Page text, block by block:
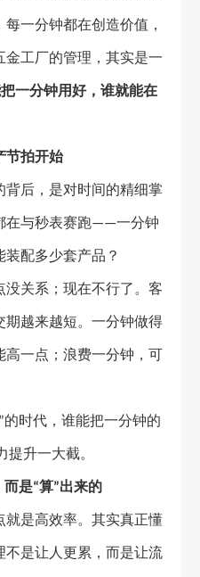
一分钟都在创造价值，
工厂的管理，其实是一
一分钟用好，谁就能在
节拍开始
背后，是对时间的精细掌
在与秒表赛跑——一分钟
配多少套产品？
没关系；现在不行了。客
期越来越短。一分钟做得
高一点；浪费一分钟，可
”的时代，谁能把一分钟的
提升一大截。
而是“算”出来的
就是高效率。其实真正懂
不是让人更累，而是让流